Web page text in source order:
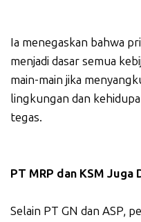
Ia menegaskan bahwa
menjadi dasar semua
main-main jika
lingkungan dan
tegas.
PT MRP dan KSM Juga
Selain PT GN dan ASP,